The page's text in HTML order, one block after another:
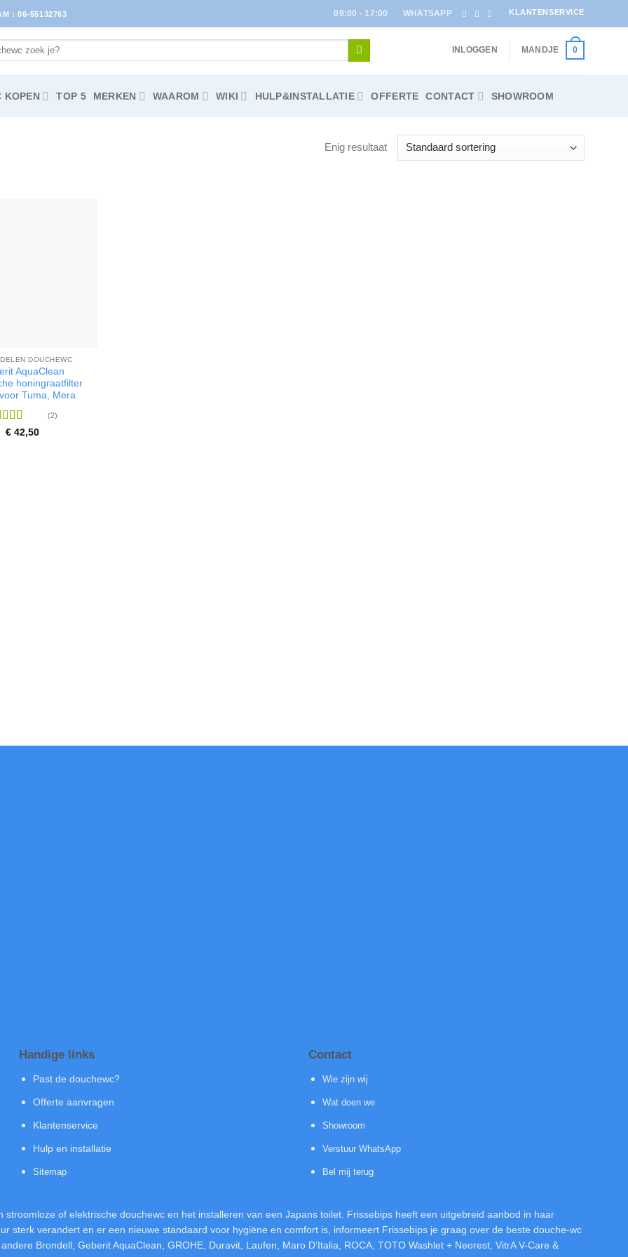
: 06-55132763 09:00 - 17:00 WHATSAPP KLANTENSERVICE
INLOGGEN MANDJE 0
KOPEN TOP 5 MERKEN WAAROM WIKI HULP&INSTALLATIE OFFERTE CONTACT SHOWROOM
Enig resultaat
DOUCHEWC
AquaClean
honingraatfilter
Tuma, Mera
(2)
€ 42,50
Handige links
Past de douchewc?
Offerte aanvragen
Klantenservice
Hulp en installatie
Sitemap
Contact
Wie zijn wij
Wat doen we
Showroom
Verstuur WhatsApp
Bel mij terug
of elektrische douchewc en het installeren van een Japans toilet. Frissebips heeft een uitgebreid aanbod in haar
sterk verandert en er een nieuwe standaard voor hygiëne en comfort is, informeert Frissebips je graag over de beste douche-wc
Brondell, Geberit AquaClean, GROHE, Duravit, Laufen, Maro D’Italia, ROCA, TOTO Washlet + Neorest, VitrA V-Care &